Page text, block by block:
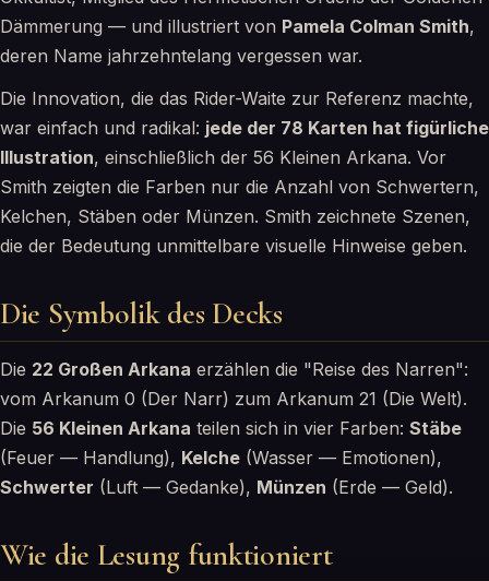
Dämmerung — und illustriert von Pamela Colman Smith,
deren Name jahrzehntelang vergessen war.
Die Innovation, die das Rider-Waite zur Referenz machte,
war einfach und radikal: jede der 78 Karten hat figürliche
Illustration, einschließlich der 56 Kleinen Arkana. Vor
Smith zeigten die Farben nur die Anzahl von Schwertern,
Kelchen, Stäben oder Münzen. Smith zeichnete Szenen,
die der Bedeutung unmittelbare visuelle Hinweise geben.
Die Symbolik des Decks
Die 22 Großen Arkana erzählen die "Reise des Narren":
vom Arkanum 0 (Der Narr) zum Arkanum 21 (Die Welt).
Die 56 Kleinen Arkana teilen sich in vier Farben: Stäbe
(Feuer — Handlung), Kelche (Wasser — Emotionen),
Schwerter (Luft — Gedanke), Münzen (Erde — Geld).
Wie die Lesung funktioniert